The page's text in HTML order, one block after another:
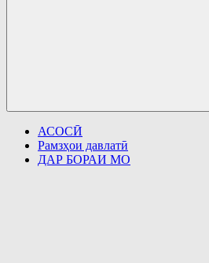
АСОСӢ
Рамзҳои давлатӣ
ДАР БОРАИ МО